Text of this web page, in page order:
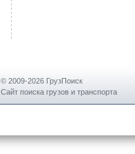
© 2009-2026 ГрузПоиск
Сайт поиска грузов и транспорта